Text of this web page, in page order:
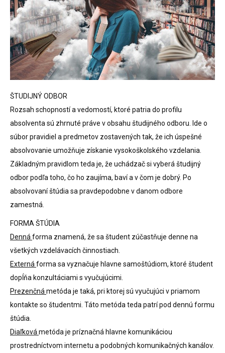
ŠTUDIJNÝ ODBOR
Rozsah schopností a vedomostí, ktoré patria do profilu
absolventa sú zhrnuté práve v obsahu študijného odboru. Ide o
súbor pravidiel a predmetov zostavených tak, že ich úspešné
absolvovanie umožňuje získanie vysokoškolského vzdelania.
Základným pravidlom teda je, že uchádzač si vyberá študijný
odbor podľa toho, čo ho zaujíma, baví a v čom je dobrý. Po
absolvovaní štúdia sa pravdepodobne v danom odbore
zamestná.
FORMA ŠTÚDIA
Denná forma znamená, že sa študent zúčastňuje denne na
všetkých vzdelávacích činnostiach.
Externá forma sa vyznačuje hlavne samoštúdiom, ktoré študent
dopĺňa konzultáciami s vyučujúcimi.
Prezenčná metóda je taká, pri ktorej sú vyučujúci v priamom
kontakte so študentmi. Táto metóda teda patrí pod dennú formu
štúdia.
Diaľková metóda je príznačná hlavne komunikáciou
prostredníctvom internetu a podobných komunikačných kanálov.